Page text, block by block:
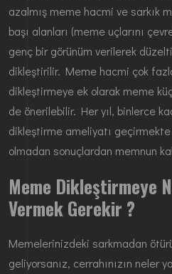
azalmış meme hacmi ve sarkık
başı alanları (meme uçlarını
genç bir görünüm verilerek
dikleştirilir. Meme hacmi çok
dikleştirmeye ek olarak meme
de önerilebilir. Her yıl, binlerce
dikleştirme ameliyatı
olmadan sonuçlardan memnun
Meme Dikleştirmeye
Vermek Gerekir ?
Memelerinizdeki sarkmadan
geliyorsanız, cerrahınızın neler